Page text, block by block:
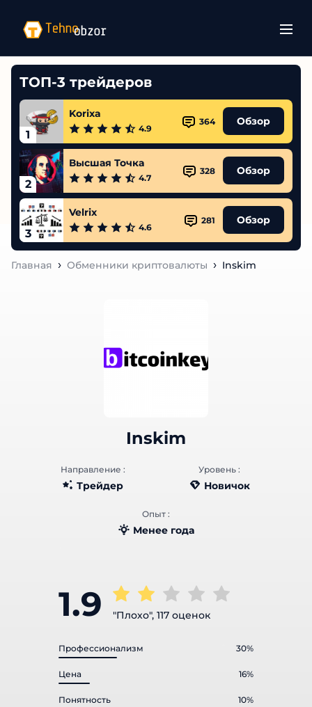
ТОП-3 трейдеров
1
Korixa
4.9
364 Обзор
2
Высшая Точка
4.7
328 Обзор
3
Velrix
4.6
281 Обзор
Главная Обменники криптовалюты Inskim
Inskim
Направление :
Трейдер
Уровень :
Новичок
Опыт :
Менее года
1.9 "Плохо", 117 оценок
Профессионализм 30%
Цена 16%
Понятность 10%